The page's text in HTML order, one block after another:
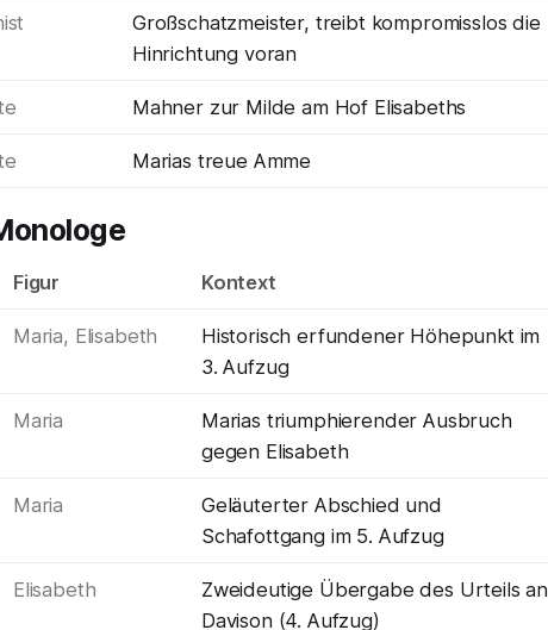
Großschatzmeister, treibt kompromisslos die
Hinrichtung voran
Mahner zur Milde am Hof Elisabeths
Marias treue Amme
Figur Kontext
Maria, Elisabeth
Historisch erfundener Höhepunkt im
3. Aufzug
Maria
Marias triumphierender Ausbruch
gegen Elisabeth
Maria
Geläuterter Abschied und
Schafottgang im 5. Aufzug
Elisabeth
Zweideutige Übergabe des Urteils an
Davison (4. Aufzug)